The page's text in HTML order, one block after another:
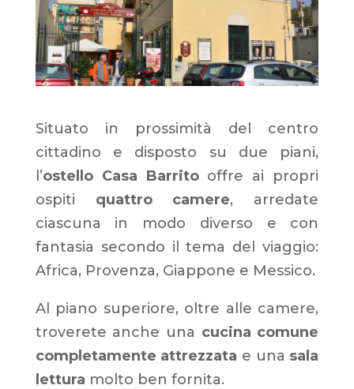
Situato in prossimità del centro
cittadino e disposto su due piani,
l’ostello Casa Barritooffre ai propri
ospiti quattro camere, arredate
ciascuna in modo diverso e con
fantasia secondo il tema del viaggio:
Africa, Provenza, Giappone e Messico.
Al piano superiore, oltre alle camere,
troverete anche una cucina comune
completamente attrezzata e una sala
lettura molto ben fornita.